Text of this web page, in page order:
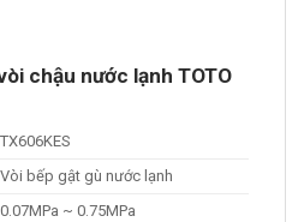
chậu nước lạnh TOTO
TX606KES
Vòi bếp gật gù nước lạnh
0.07MPa ~ 0.75MPa